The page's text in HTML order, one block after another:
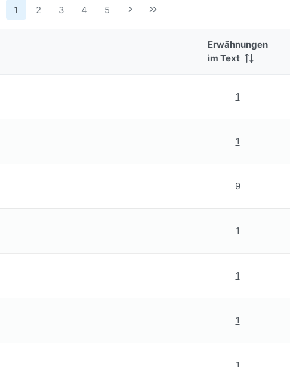
1 2 3 4 5
Erwähnungen
im Text
1
1
9
1
1
1